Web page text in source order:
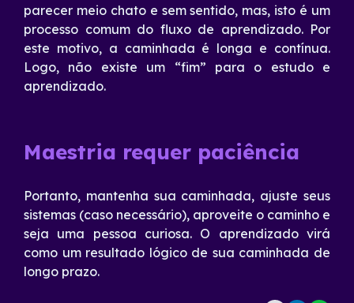
parecer meio chato e sem sentido, mas, isto é um
processo comum do fluxo de aprendizado. Por
este motivo, a caminhada é longa e contínua.
Logo, não existe um “fim” para o estudo e
aprendizado.
Maestria requer paciência
Portanto, mantenha sua caminhada, ajuste seus
sistemas (caso necessário), aproveite o caminho e
seja uma pessoa curiosa. O aprendizado virá
como um resultado lógico de sua caminhada de
longo prazo.